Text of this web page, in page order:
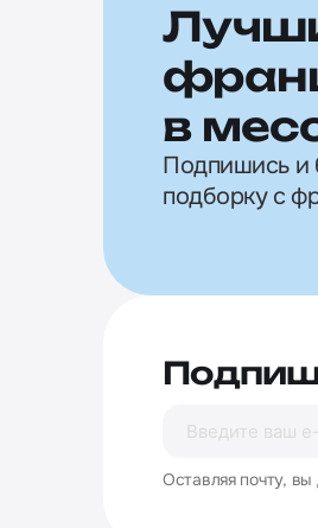
в
Подпишись и
подборку с
Оставляя почту, вы